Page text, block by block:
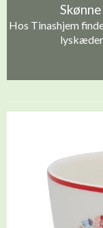
Hos Tinashjem
lyskæder